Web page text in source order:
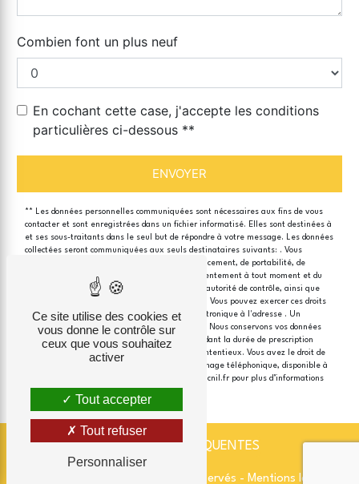
Combien font un plus neuf
En cochant cette case, j'accepte les conditions
particulières ci-dessous **
ENVOYER
** Les données personnelles communiquées sont nécessaires aux fins de vous
contacter et sont enregistrées dans un fichier informatisé. Elles sont destinées à
et ses sous-traitants dans le seul but de répondre à votre message. Les données
collectées seront communiquées aux seuls destinataires suivants: . Vous
disposez de droits d’accès, de rectification, d’effacement, de portabilité, de
limitation, d’opposition, de retrait de votre consentement à tout moment et du
droit d’introduire une réclamation auprès d’une autorité de contrôle, ainsi que
d’organiser le sort de vos données post-mortem. Vous pouvez exercer ces droits
par voie postale à l'adresse ou par courrier électronique à l'adresse . Un
justificatif d'identité pourra vous être demandé. Nous conservons vos données
pendant la période de prise de contact puis pendant la durée de prescription
légale aux fins probatoires et de gestion des contentieux. Vous avez le droit de
vous inscrire sur la liste d'opposition au démarchage téléphonique, disponible à
. Consultez le site cnil.fr pour plus d’informations
RECHERCHES FRÉQUENTES
- 2026 - Tous droits réservés - Mentions légales
Ce site utilise des cookies et
vous donne le contrôle sur
ceux que vous souhaitez
activer
Tout accepter
Tout refuser
Personnaliser